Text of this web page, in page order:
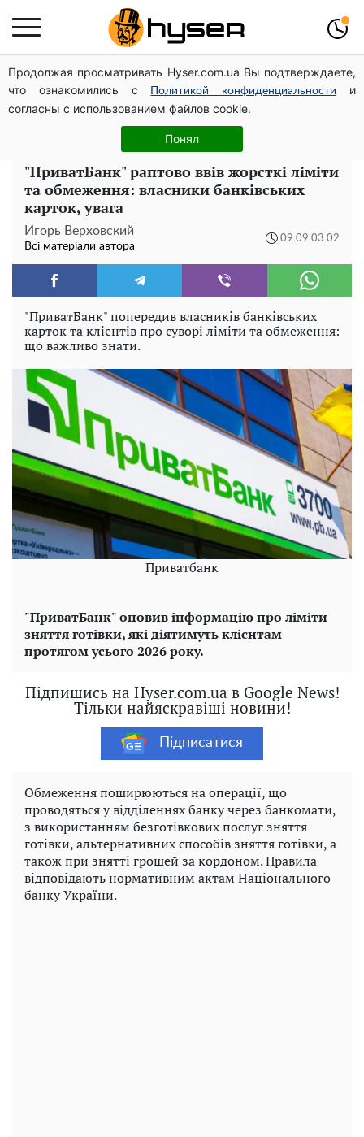
Продолжая просматривать Hyser.com.ua Вы подтверждаете,
что ознакомились с
Политикой конфиденциальности
и
согласны с использованием файлов cookie.
Понял
На Подолі обговорили розвиток реабілітації та
рекреації
Повністю гола Анна Трінчер блиснула "принадами":
таких розмірів ви ще не бачили
"ПриватБанк" раптово ввів жорсткі ліміти
та обмеження: власники банківських
карток, увага
Игорь Верховский
Всі матеріали автора
09:09 03.02
"ПриватБанк" попередив власників банківських
карток та клієнтів про суворі ліміти та обмеження:
що важливо знати.
Приватбанк
"ПриватБанк" оновив інформацію про ліміти
зняття готівки, які діятимуть клієнтам
протягом усього 2026 року.
Підпишись на Hyser.com.ua в Google News!
Тільки найяскравіші новини!
Підписатися
Обмеження поширюються на операції, що
проводяться у відділеннях банку через банкомати,
з використанням безготівкових послуг зняття
готівки, альтернативних способів зняття готівки, а
також при знятті грошей за кордоном. Правила
відповідають нормативним актам Національного
банку України.